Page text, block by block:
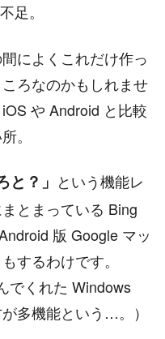
足。
によくこれだけ作っ
ろなのかもしれませ
や Android と比較
。
と？」 という機能レ
とまっている Bing
版 Google マッ
するわけです。
でくれた Windows
多機能という…。）